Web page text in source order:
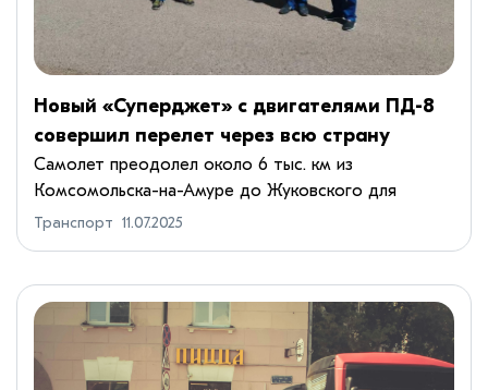
Новый «Суперджет» с двигателями ПД-8
совершил перелет через всю страну
Самолет преодолел около 6 тыс. км из
Комсомольска-на-Амуре до Жуковского для
прохождения сертификационных испытаний по
Транспорт 11.07.2025